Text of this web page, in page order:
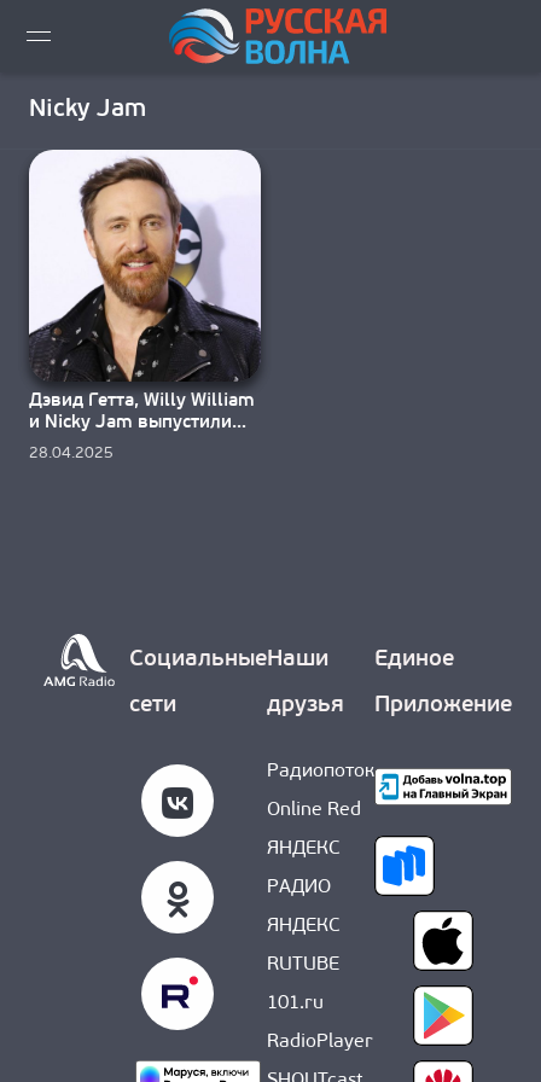
ВИДЕО LIVE
НОВОСТИ
НОВИНКИ ЭФИРА
ПЛЕЙЛИСТ
СКАЧАТЬ ЭФИР
КАК СЛУШАТЬ!?
Nicky Jam
Дэвид Гетта, Willy William
и Nicky Jam выпустили
«Cuentale»
28.04.2025
Социальные
сети
Наши
друзья
Радиопоток
Online Red
ЯНДЕКС
РАДИО
ЯНДЕКС
RUTUBE
101.ru
RadioPlayer
Единое
Приложение